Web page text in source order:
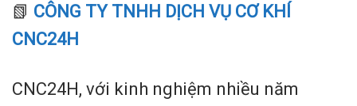
📗 CÔNG TY TNHH DỊCH VỤ CƠ KHÍ
CNC24H
CNC24H, với kinh nghiệm nhiều năm